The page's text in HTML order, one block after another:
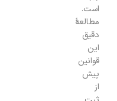
است.
مطالعهٔ
دقیق
این
قوانین
پیش
از